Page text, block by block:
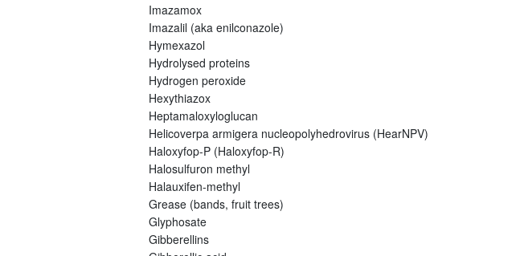
Imazamox
Imazalil (aka enilconazole)
Hymexazol
Hydrolysed proteins
Hydrogen peroxide
Hexythiazox
Heptamaloxyloglucan
Helicoverpa armigera nucleopolyhedrovirus (HearNPV)
Haloxyfop-P (Haloxyfop-R)
Halosulfuron methyl
Halauxifen-methyl
Grease (bands, fruit trees)
Glyphosate
Gibberellins